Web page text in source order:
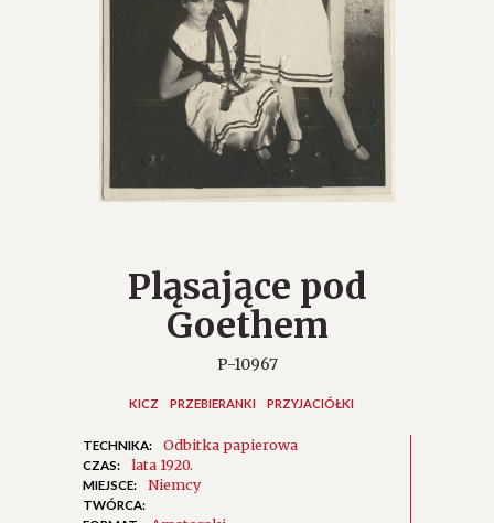
Pląsające pod
Goethem
P-10967
KICZ PRZEBIERANKI PRZYJACIÓŁKI
TECHNIKA: Odbitka papierowa
CZAS: lata 1920.
MIEJSCE: Niemcy
TWÓRCA: